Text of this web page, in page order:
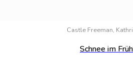
Castle Freeman,
Schnee im